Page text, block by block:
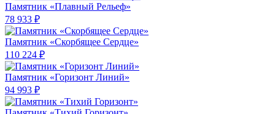
Памятник «Плавный Рельеф»
78 933 ₽
Памятник «Скорбящее Сердце»
110 224 ₽
Памятник «Горизонт Линий»
94 993 ₽